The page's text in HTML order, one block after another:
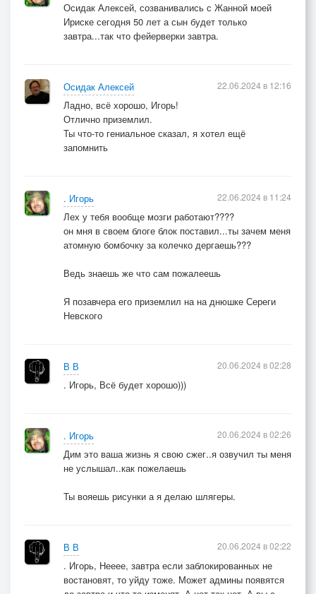
Осидак Алексей, созванивались с Жанной моей
Ириске сегодня 50 лет а сын будет только
завтра...так что фейерверки завтра.
Осидак Алексей
Ладно, всё хорошо, Игорь!
Отлично приземлил.
Ты что-то гениальное сказал, я хотел ещё
запомнить
22.06.2024 в 12:16
. Игорь
Лех у тебя вообще мозги работают????
он мня в своем блоге блок поставил...ты зачем меня
атомную бомбочку за колечко дергаешь???
Ведь знаешь же что сам пожалеешь
Я позавчера его приземлил на на днюшке Сереги
Невского
22.06.2024 в 11:24
В В
. Игорь, Всё будет хорошо)))
20.06.2024 в 02:28
. Игорь
Дим это ваша жизнь я свою сжег..я озвучил ты меня
не услышал..как пожелаешь
Ты вояешь рисунки а я делаю шлягеры.
20.06.2024 в 02:26
В В
. Игорь, Нееее, завтра если заблокированных не
востановят, то уйду тоже. Может админы появятся
20.06.2024 в 02:22